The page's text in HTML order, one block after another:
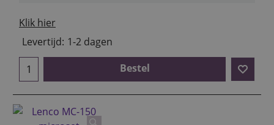
Klik hier
Levertijd: 1-2 dagen
Bestel